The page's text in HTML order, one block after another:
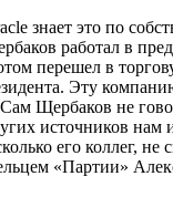
знает это по
работал в
перешел в
Эту
Сам Щербаков не
источников нам
его коллег, не
«Партии»